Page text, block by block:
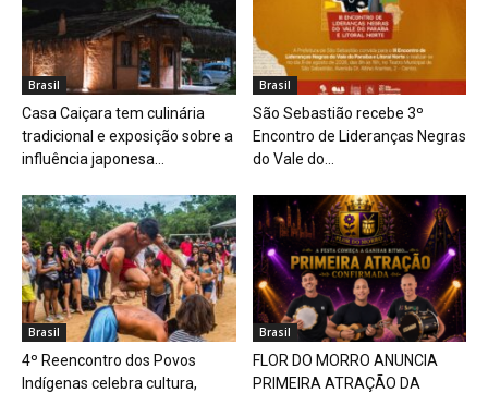
Brasil
Casa Caiçara tem culinária
tradicional e exposição sobre a
influência japonesa...
Brasil
São Sebastião recebe 3º
Encontro de Lideranças Negras
do Vale do...
Brasil
4º Reencontro dos Povos
Indígenas celebra cultura,
Brasil
FLOR DO MORRO ANUNCIA
PRIMEIRA ATRAÇÃO DA